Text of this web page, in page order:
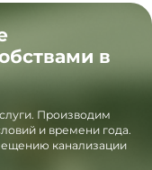
в
Производим
и времени года.
канализации